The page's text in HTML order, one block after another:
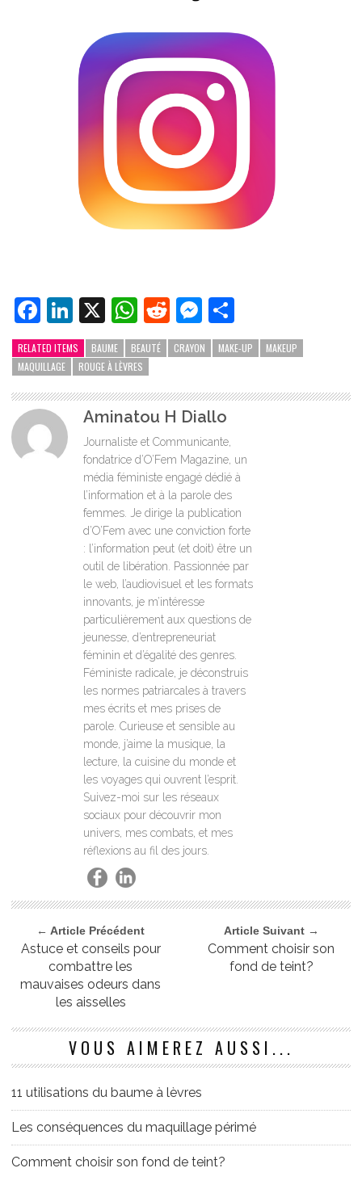
Facebook
LinkedIn
X WhatsApp
RedditMessenger
RELATED ITEMS BAUME BEAUTÉ CRAYON MAKE-UP
MAKEUP
MAQUILLAGE
ROUGE À LÈVRES
Aminatou H Diallo
Journaliste et Communicante,
fondatrice d’O’Fem Magazine, un
média féministe engagé dédié à
l’information et à la parole des
femmes. Je dirige la publication
d’O’Fem avec une conviction forte
: l’information peut (et doit) être un
outil de libération. Passionnée par
le web, l’audiovisuel et les formats
innovants, je m’intéresse
particulièrement aux questions de
jeunesse, d’entrepreneuriat
féminin et d’égalité des genres.
Féministe radicale, je déconstruis
les normes patriarcales à travers
mes écrits et mes prises de
parole. Curieuse et sensible au
monde, j’aime la musique, la
lecture, la cuisine du monde et
les voyages qui ouvrent l’esprit.
Suivez-moi sur les réseaux
sociaux pour découvrir mon
univers, mes combats, et mes
réflexions au fil des jours.
← Article Précédent
Astuce et conseils pour
combattre les
mauvaises odeurs dans
les aisselles
Article Suivant →
Comment choisir son
fond de teint?
VOUS AIMEREZ AUSSI...
11 utilisations du baume à lèvres
Les conséquences du maquillage périmé
Comment choisir son fond de teint?